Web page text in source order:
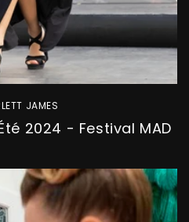
JAMES
2024 - Festival MAD